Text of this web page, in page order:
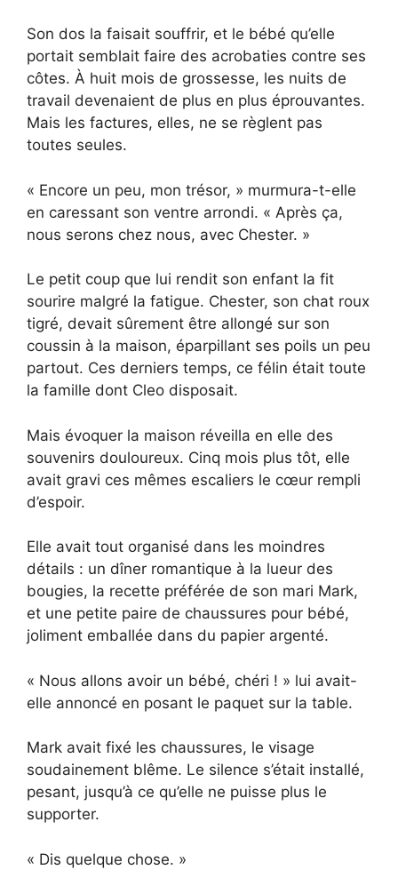
Son dos la faisait souffrir, et le bébé qu’elle
portait semblait faire des acrobaties contre ses
côtes. À huit mois de grossesse, les nuits de
travail devenaient de plus en plus éprouvantes.
Mais les factures, elles, ne se règlent pas
toutes seules.
« Encore un peu, mon trésor, » murmura-t-elle
en caressant son ventre arrondi. « Après ça,
nous serons chez nous, avec Chester. »
Le petit coup que lui rendit son enfant la fit
sourire malgré la fatigue. Chester, son chat roux
tigré, devait sûrement être allongé sur son
coussin à la maison, éparpillant ses poils un peu
partout. Ces derniers temps, ce félin était toute
la famille dont Cleo disposait.
Mais évoquer la maison réveilla en elle des
souvenirs douloureux. Cinq mois plus tôt, elle
avait gravi ces mêmes escaliers le cœur rempli
d’espoir.
Elle avait tout organisé dans les moindres
détails : un dîner romantique à la lueur des
bougies, la recette préférée de son mari Mark,
et une petite paire de chaussures pour bébé,
joliment emballée dans du papier argenté.
« Nous allons avoir un bébé, chéri ! » lui avait-
elle annoncé en posant le paquet sur la table.
Mark avait fixé les chaussures, le visage
soudainement blême. Le silence s’était installé,
pesant, jusqu’à ce qu’elle ne puisse plus le
supporter.
« Dis quelque chose. »